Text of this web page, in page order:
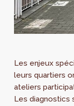
Les enjeux
leurs quartiers
ateliers
Les diagnostics